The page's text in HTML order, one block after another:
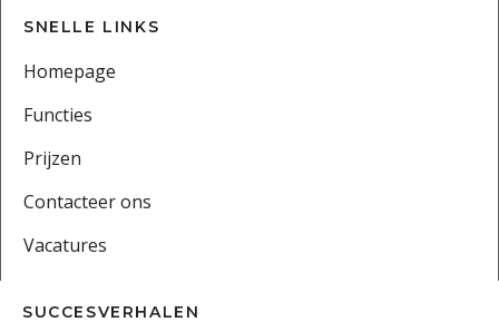
SNELLE LINKS
Homepage
Functies
Prijzen
Contacteer ons
Vacatures
SUCCESVERHALEN